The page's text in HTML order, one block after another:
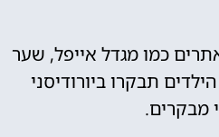
כמו מגדל אייפל, שער
תבקרו ביורודיסני
מבקרים.